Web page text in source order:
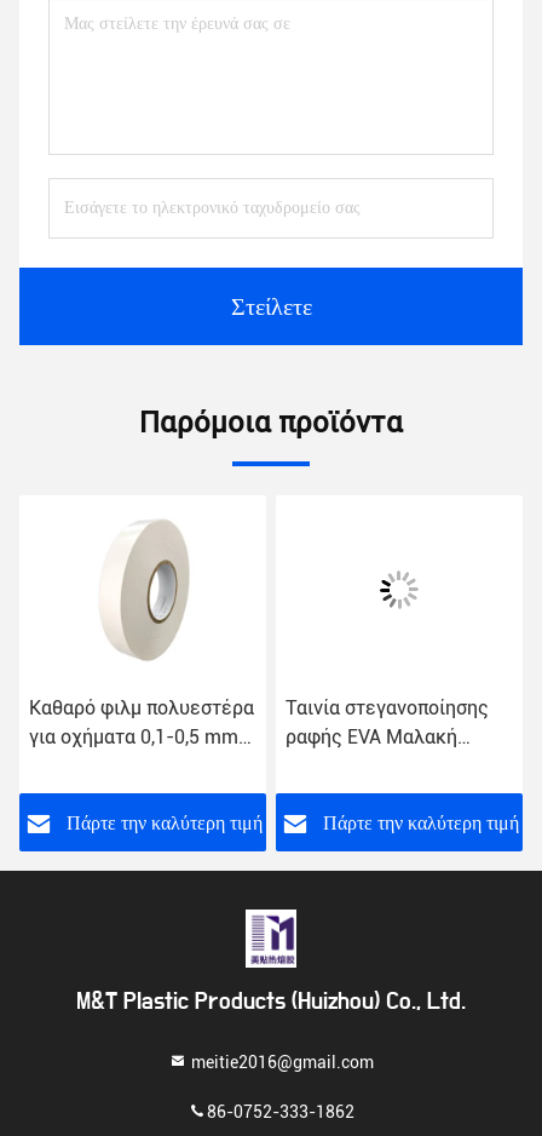
Στείλετε
Παρόμοια προϊόντα
Καθαρό φιλμ πολυεστέρα
για οχήματα 0,1-0,5 mm
Πάρτε την καλύτερη τιμή
Ταινία στεγανοποίησης
ραφής EVA Μαλακή
Αυτοκόλλητη Ταινία για
Πολυστρωματική
Πολυουρεθάνη
Πάρτε την καλύτερη τιμή
M&T Plastic Products (Huizhou) Co., Ltd.
meitie2016@gmail.com
86-0752-333-1862